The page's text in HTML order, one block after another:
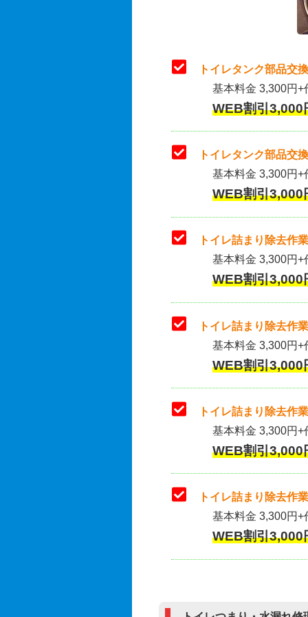
トイレタンク部品交
基本料金 3,300円
WEB割引
トイレタンク部品交
基本料金 3,300円+
WEB割引
トイレ詰まり除去作
基本料金 3,300円+
WEB割引
トイレ詰まり除去作
基本料金 3,300円+
WEB割引
トイレ詰まり除去
基本料金 3,300円+
WEB割引
トイレ詰まり除去作
基本料金 3,300円+
WEB割引